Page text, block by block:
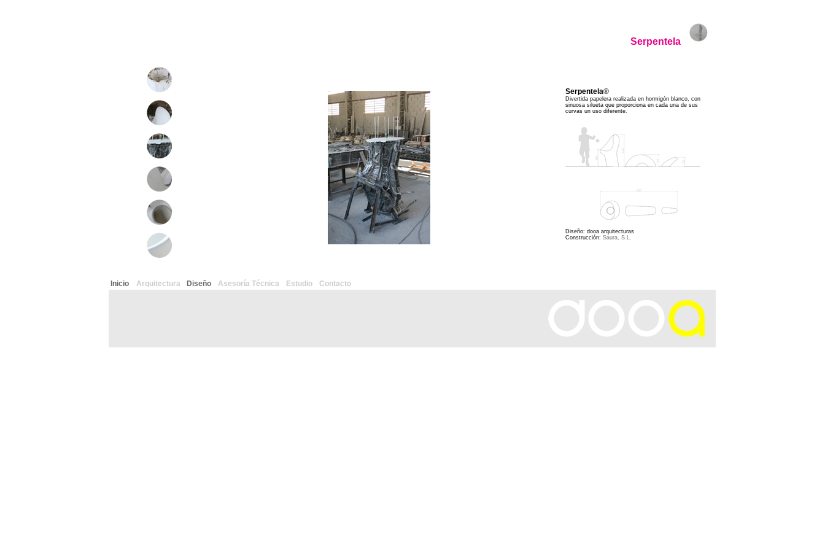
Serpentela
Serpentela®
Divertida papelera realizada en hormigón blanco, con
sinuosa silueta que proporciona en cada una de sus
curvas un uso diferente.
Diseño: dooa arquitecturas
Construcción: Saura, S.L.
Inicio Arquitectura Diseño Asesoría Técnica Estudio Contacto